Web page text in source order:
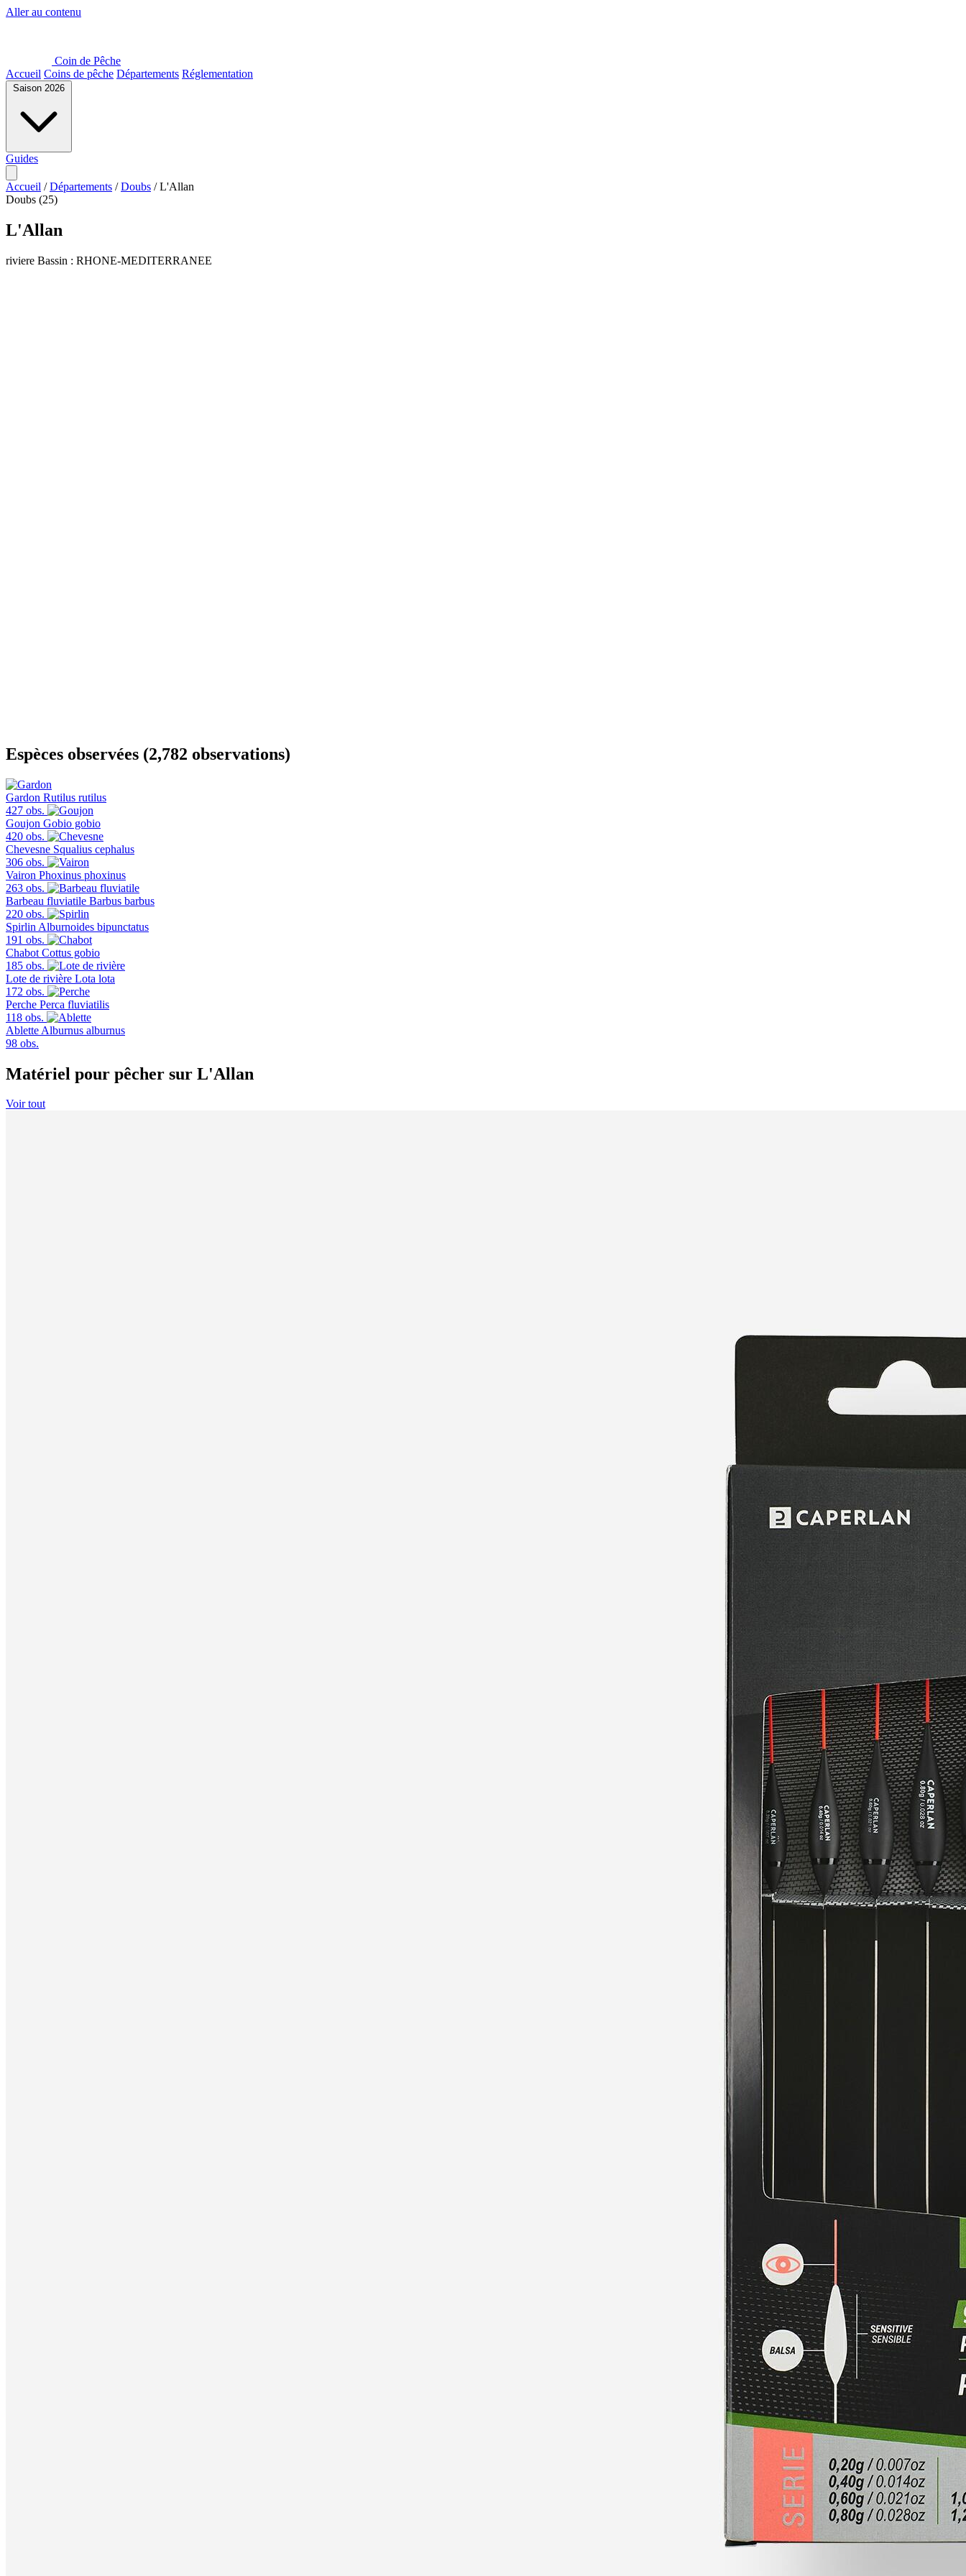
Aller au contenu
Coin de Pêche
Accueil Coins de pêche Départements Réglementation
Saison 2026
Guides
Accueil / Départements / Doubs / L'Allan
Doubs (25)
L'Allan
riviere Bassin : RHONE-MEDITERRANEE
Espèces observées (2,782 observations)
Gardon Rutilus rutilus
427 obs.
Goujon Gobio gobio
420 obs.
Chevesne Squalius cephalus
306 obs.
Vairon Phoxinus phoxinus
263 obs.
Barbeau fluviatile Barbus barbus
220 obs.
Spirlin Alburnoides bipunctatus
191 obs.
Chabot Cottus gobio
185 obs.
Lote de rivière Lota lota
172 obs.
Perche Perca fluviatilis
118 obs.
Ablette Alburnus alburnus
98 obs.
Matériel pour pêcher sur L'Allan
Voir tout